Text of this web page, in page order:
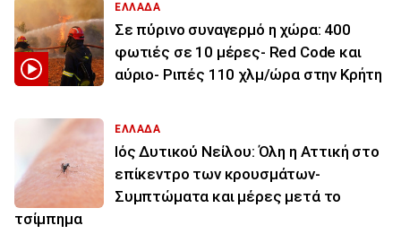
ΕΛΛΑΔΑ
Σε πύρινο συναγερμό η χώρα: 400
φωτιές σε 10 μέρες- Red Code και
αύριο- Ριπές 110 χλμ/ώρα στην Κρήτη
ΕΛΛΑΔΑ
Ιός Δυτικού Νείλου: Όλη η Αττική στο
επίκεντρο των κρουσμάτων-
Συμπτώματα και μέρες μετά το
τσίμπημα